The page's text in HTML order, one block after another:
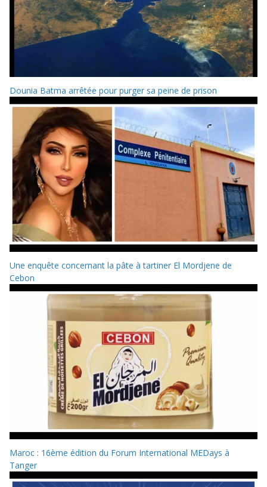
Dounia Batma arrêtée pour purger sa peine de prison
Une enquête concernant la pâte à tartiner El Mordjene de
Cebon
Maroc : 16ème édition du Forum International MEDays à
Tanger